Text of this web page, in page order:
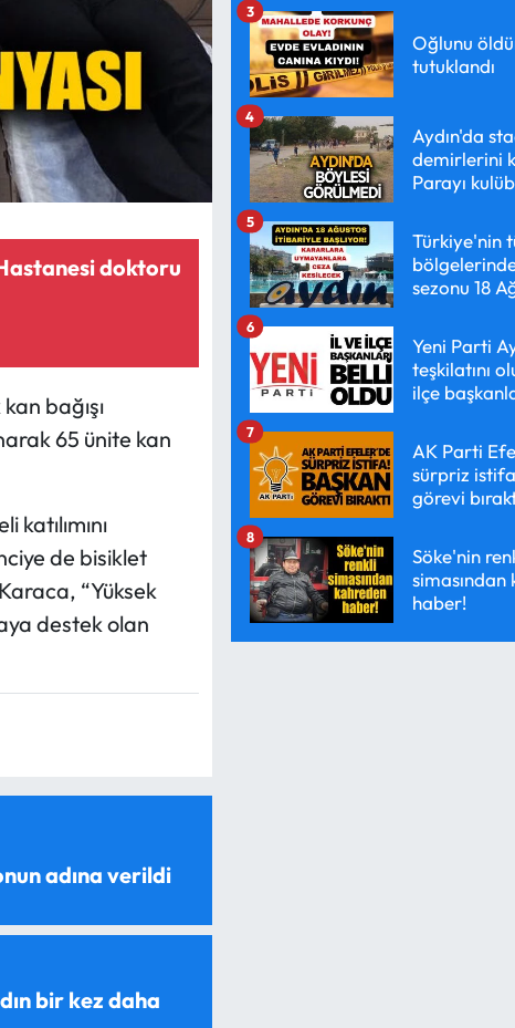
doktoru
bağışı
65 ünite kan
de bisiklet
“Yüksek
destek olan
adına verildi
bir kez daha
Oğlunu
tutuklandı
3
Aydın'da
demirlerini
Parayı
4
Türkiye'nin
sezonu 18
5
Yeni Parti
teşkilatını
ilçe
6
AK Parti
sürpriz
görevi
7
Söke'nin
simasından
haber!
8